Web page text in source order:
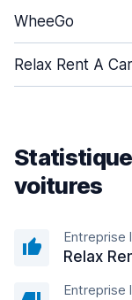
WheeGo
Relax Rent A Car
voitures
Entreprise
Relax
Entreprise